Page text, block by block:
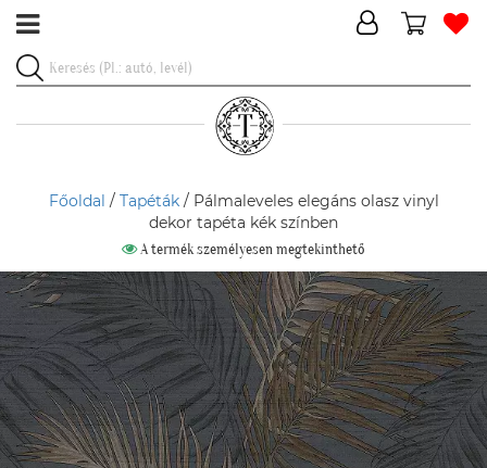
Főoldal / Tapéták/ Pálmaleveles elegáns olasz vinyl
dekor tapéta kék színben
A termék személyesen megtekinthető